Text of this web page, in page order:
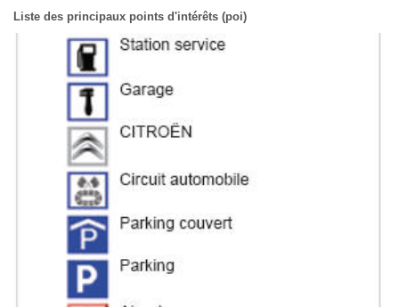
Liste des principaux points d'intérêts (poi)